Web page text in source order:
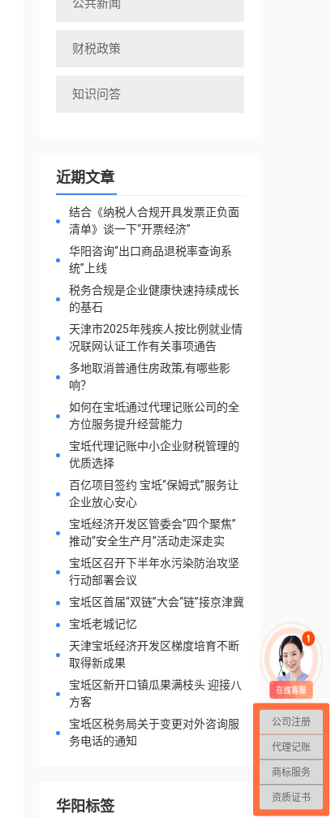
公共新闻
财税政策
知识问答
近期文章
结合《纳税人合规开具发票正负面
清单》谈一下“开票经济”
华阳咨询“出口商品退税率查询系
统”上线
税务合规是企业健康快速持续成长
的基石
天津市2025年残疾人按比例就业情
况联网认证工作有关事项通告
多地取消普通住房政策,有哪些影
响？
如何在宝坻通过代理记账公司的全
方位服务提升经营能力
宝坻代理记账中小企业财税管理的
优质选择
百亿项目签约 宝坻“保姆式”服务让
企业放心安心
宝坻经济开发区管委会“四个聚焦”
推动“安全生产月”活动走深走实
宝坻区召开下半年水污染防治攻坚
行动部署会议
宝坻区首届“双链”大会“链”接京津冀
宝坻老城记忆
天津宝坻经济开发区梯度培育不断
取得新成果
宝坻区新开口镇瓜果满枝头 迎接八
方客
宝坻区税务局关于变更对外咨询服
务电话的通知
华阳标签
公司注册
代理记账
商标服务
资质证书